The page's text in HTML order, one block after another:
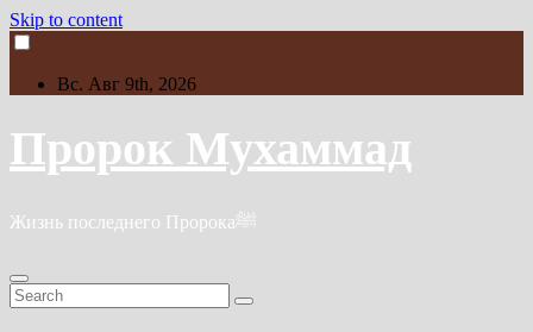
Skip to content
Вс. Авг 9th, 2026
Пророк Мухаммад
Жизнь последнего Пророкаﷺ